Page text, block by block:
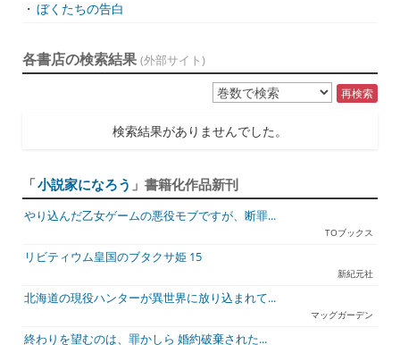
・ ぼくたちの告白
各書店の検索結果 (外部サイト)
再検索
検索結果がありませんでした。
「小説家になろう 」書籍化作品新刊
やり込んだ乙女ゲームの悪役モブですが、断罪...
TOブックス
リビティウム皇国のブタクサ姫 15
新紀元社
北海道の現役ハンターが異世界に放り込まれて...
マッグガーデン
終わりを望むのは、罪かしら 婚約破棄された...